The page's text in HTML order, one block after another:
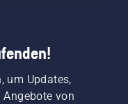
um Updates,
von